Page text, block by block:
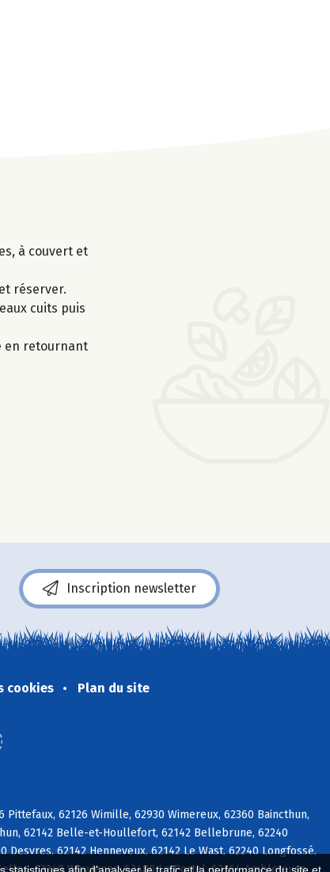
à couvert et
réserver.
cuits puis
en retournant
Inscription newsletter
cookies Plan du site
62126 Wimille, 62930 Wimereux, 62360 Baincthun,
62142 Belle-et-Houllefort, 62142 Bellebrune, 62240
62142 Henneveux, 62142 Le Wast, 62240 Longfossé,